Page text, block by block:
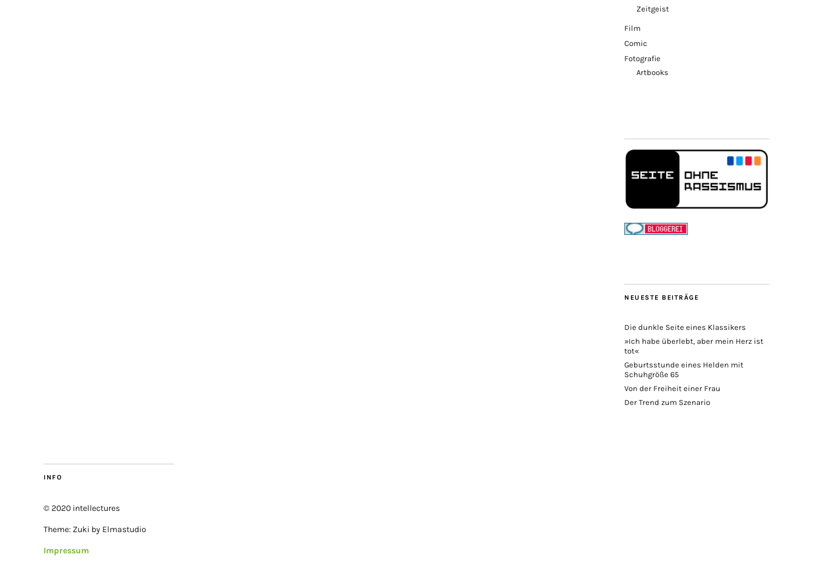
Zeitgeist
Film
Comic
Fotografie
Artbooks
NEUESTE BEITRÄGE
Die dunkle Seite eines Klassikers
»Ich habe überlebt, aber mein Herz ist
tot«
Geburtsstunde eines Helden mit
Schuhgröße 65
Von der Freiheit einer Frau
Der Trend zum Szenario
INFO
© 2020 intellectures
Theme: Zuki by Elmastudio
Impressum